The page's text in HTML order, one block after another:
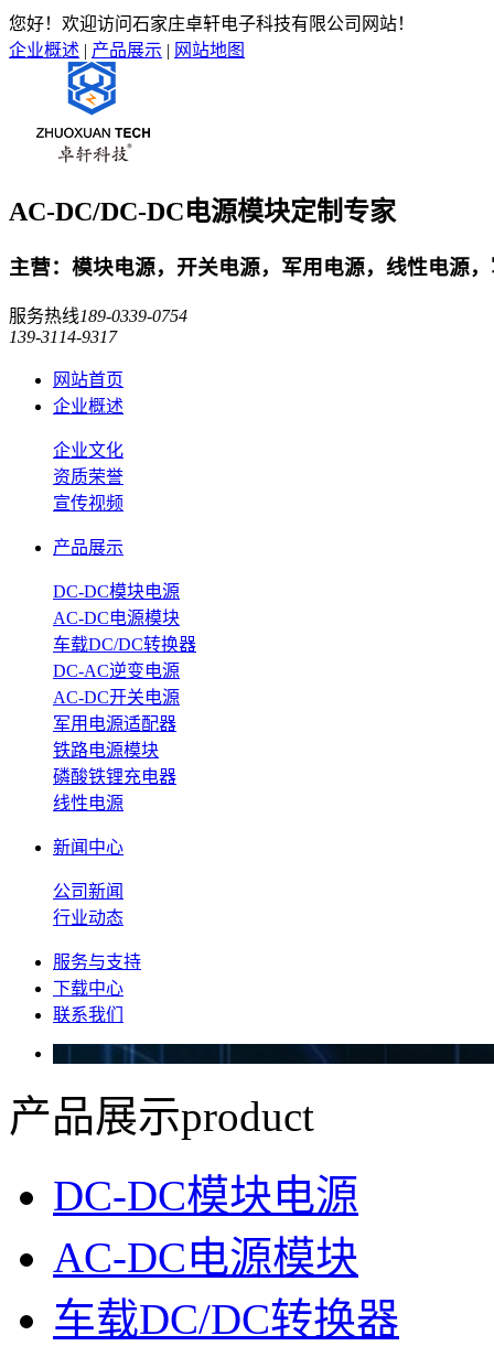
您好！欢迎访问石家庄卓轩电子科技有限公司网站！
企业概述 | 产品展示 | 网站地图
AC-DC/DC-DC电源模块定制专家
主营：模块电源，开关电源，军用电源，线性电源
服务热线189-0339-0754
139-3114-9317
网站首页
企业概述
企业文化
资质荣誉
宣传视频
产品展示
DC-DC模块电源
AC-DC电源模块
车载DC/DC转换器
DC-AC逆变电源
AC-DC开关电源
军用电源适配器
铁路电源模块
磷酸铁锂充电器
线性电源
新闻中心
公司新闻
行业动态
服务与支持
下载中心
联系我们
产品展示product
DC-DC模块电源
AC-DC电源模块
车载DC/DC转换器